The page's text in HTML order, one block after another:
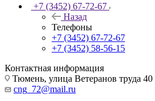
+7 (3452) 67-72-67
Назад
Телефоны
+7 (3452) 67-72-67
+7 (3452) 58-56-15
Контактная информация
Тюмень, улица Ветеранов труда 40
cng_72@mail.ru